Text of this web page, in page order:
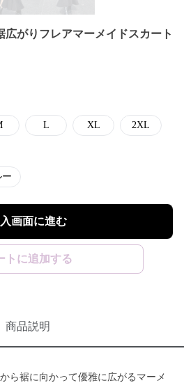
がりフレアマーメイドスカート
L XL 2XL
画面に進む
トに追加する
商品説明
ら裾に向かって優雅に広がるマーメ